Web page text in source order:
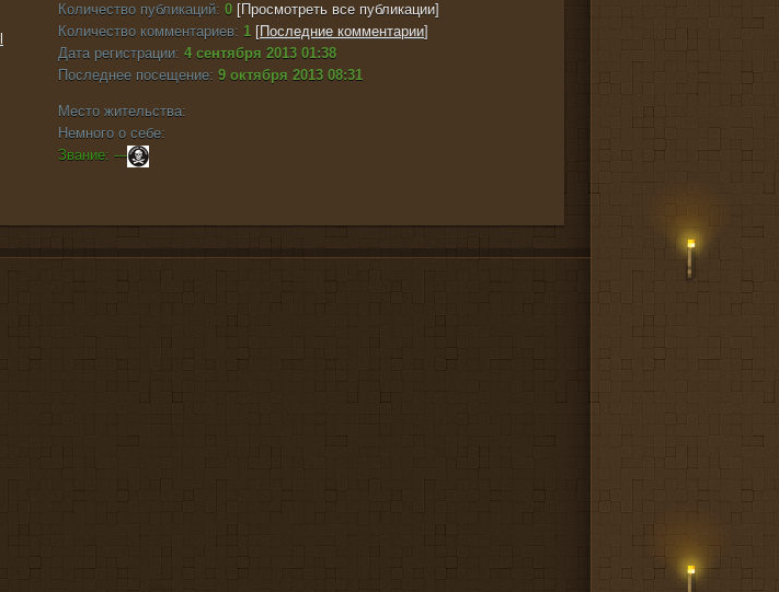
Количество публикаций: 0 [Просмотреть все публикации]
Количество комментариев: 1 [Последние комментарии]
Дата регистрации: 4 сентября 2013 01:38
Последнее посещение: 9 октября 2013 08:31
Место жительства:
Немного о себе:
Звание: ---